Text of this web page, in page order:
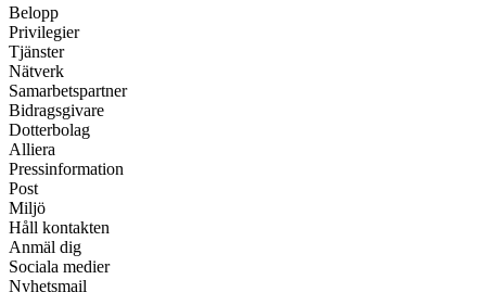
Belopp
Privilegier
Tjänster
Nätverk
Samarbetspartner
Bidragsgivare
Dotterbolag
Alliera
Pressinformation
Post
Miljö
Håll kontakten
Anmäl dig
Sociala medier
Nyhetsmail